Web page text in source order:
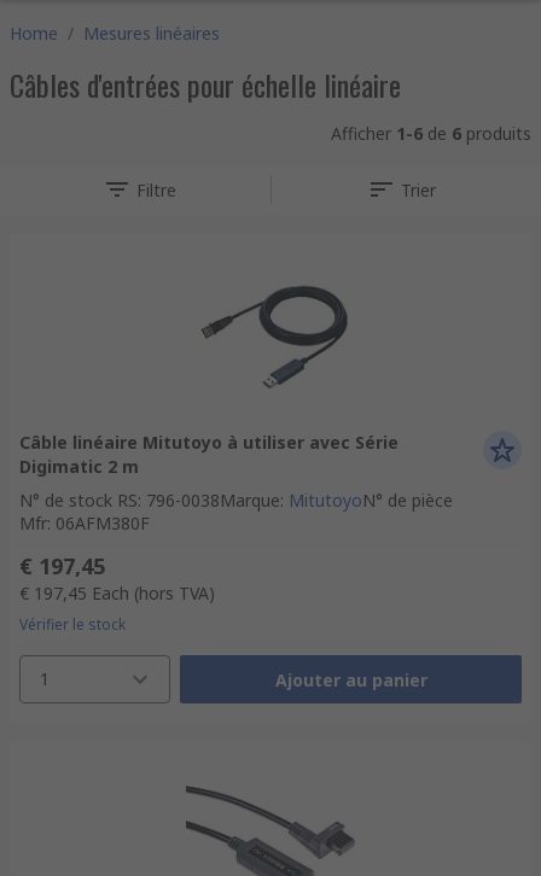
Home / Mesures linéaires
Câbles d'entrées pour échelle linéaire
Afficher 1-6 de 6 produits
Filtre Trier
Câble linéaire Mitutoyo à utiliser avec Série
Digimatic 2 m
N° de stock RS: 796-0038Marque: MitutoyoN° de pièce
Mfr: 06AFM380F
€ 197,45
€ 197,45 Each (hors TVA)
Vérifier le stock
1 Ajouter au panier